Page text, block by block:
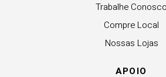
Trabalhe Conosco
Compre Local
Nossas Lojas
APOIO